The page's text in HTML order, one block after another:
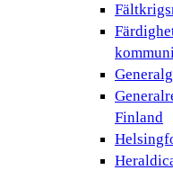
Finland